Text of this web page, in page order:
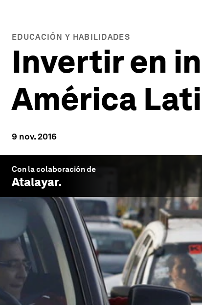
EDUCACIÓN Y HABILIDADES
Invertir en
América
9 nov. 2016
Con la colaboración de
Atalayar.